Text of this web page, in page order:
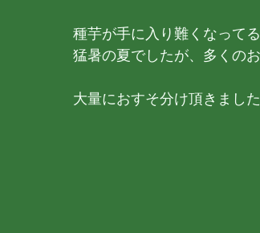
種芋が手に入り難くなって
猛暑の夏でしたが、多くの
大量におすそ分け頂きまし